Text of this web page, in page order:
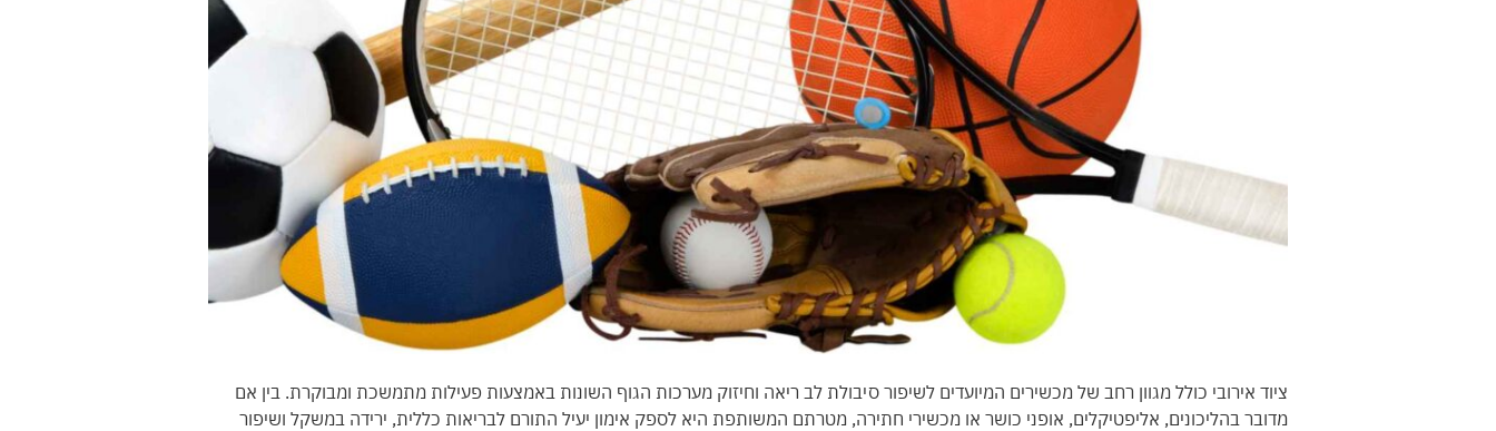
ציוד אירובי כולל מגוון רחב של מכשירים המיועדים לשיפור סיבולת לב ריאה וחיזוק מערכות הגוף השונות באמצעות פעילות מתמשכת ומבוקרת. בין אם
מדובר בהליכונים, אליפטיקלים, אופני כושר או מכשירי חתירה, מטרתם המשותפת היא לספק אימון יעיל התורם לבריאות כללית, ירידה במשקל ושיפור